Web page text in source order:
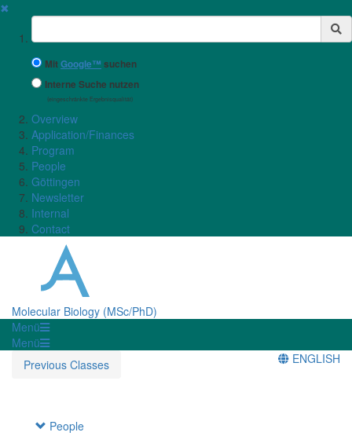
✖
Suchbegriff
MitGoogle™ suchen
Interne Suche nutzen
(eingeschränkte Ergebnisqualität)
Overview
Application/Finances
Program
People
Göttingen
Newsletter
Internal
Contact
Molecular Biology (MSc/PhD)
Menü
Menü
Previous Classes
ENGLISH
People